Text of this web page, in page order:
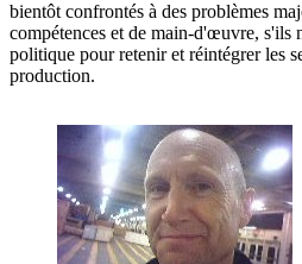
bientôt confrontés à des problèmes
compétences et de main-d'œuvre, s'ils
politique pour retenir et réintégrer les
production.